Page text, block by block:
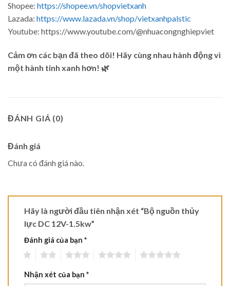
Shopee: https://shopee.vn/shopvietxanh
Lazada: https://www.lazada.vn/shop/vietxanhpalstic
Youtube: https://www.youtube.com/@nhuacongnghiepviet
Cảm ơn các bạn đã theo dõi! Hãy cùng nhau hành động vì
một hành tinh xanh hơn! 🌿
ĐÁNH GIÁ (0)
Đánh giá
Chưa có đánh giá nào.
Hãy là người đầu tiên nhận xét “Bộ nguồn thủy
lực DC 12V-1.5kw”
Đánh giá của bạn *
Nhận xét của bạn *